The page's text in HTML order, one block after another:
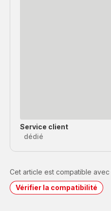
Service client
dédié
Cet article est compatible avec
Vérifier la compatibilité